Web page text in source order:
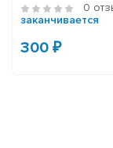
0
заканчивается
300 ₽